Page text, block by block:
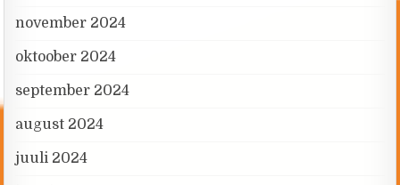
november 2024
oktoober 2024
september 2024
august 2024
juuli 2024